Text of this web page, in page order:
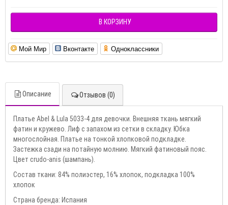
В КОРЗИНУ
Мой Мир Вконтакте Одноклассники
Описание Отзывов (0)
Платье Abel & Lula 5033-4 для девочки. Внешняя ткань мягкий
фатин и кружево. Лиф с запахом из сетки в складку. Юбка
многослойная. Платье на тонкой хлопковой подкладке.
Застежка сзади на потайную молнию. Мягкий фатиновый пояс.
Цвет crudo-anis (шампань).
Состав ткани: 84% полиэстер, 16% хлопок, подкладка 100%
хлопок
Страна бренда: Испания